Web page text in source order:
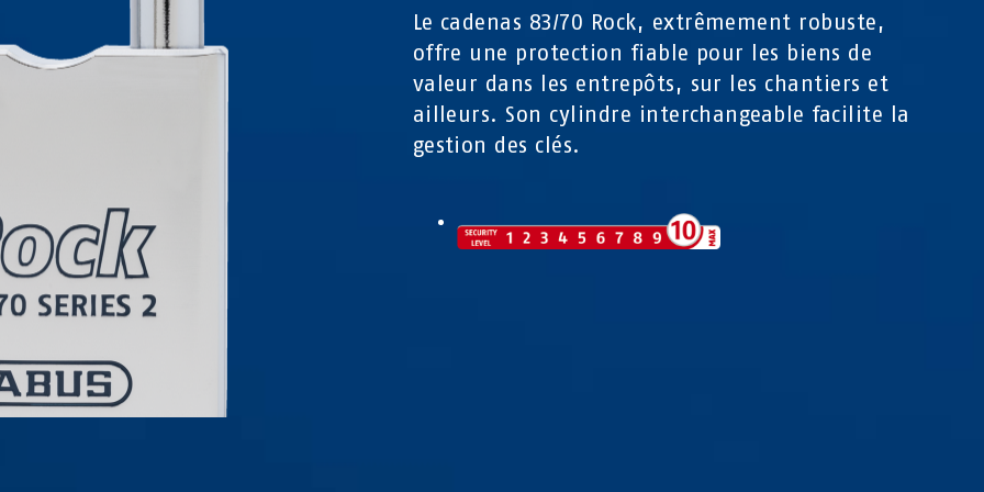
Le cadenas 83/70 Rock, extrêmement robuste,
offre une protection fiable pour les biens de
valeur dans les entrepôts, sur les chantiers et
ailleurs. Son cylindre interchangeable facilite la
gestion des clés.